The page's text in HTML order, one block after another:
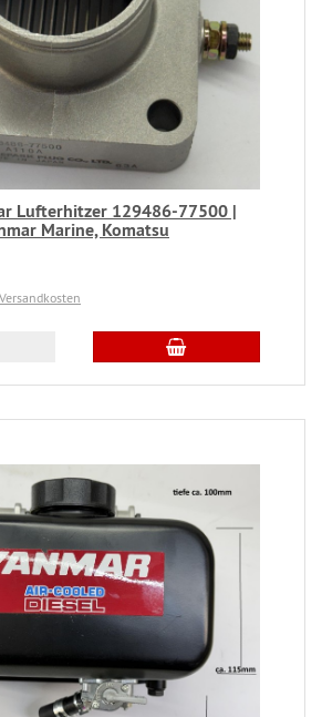
Lufterhitzer 129486-77500 |
Marine, Komatsu